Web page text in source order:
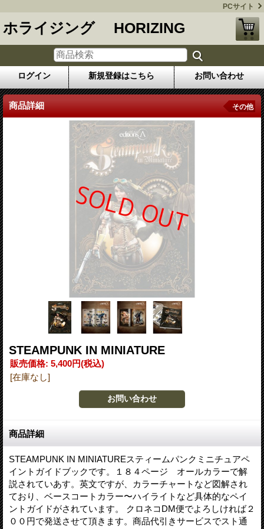
PCサイト
ホライジング HORIZING
ログイン 新規登録はこちら お問い合わせ
商品詳細 その他
STEAMPUNK IN MINIATURE
販売価格: 5,400円(税込)
[在庫なし]
商品詳細
STEAMPUNK IN MINIATUREスティームパンクミニチュアペ
イントガイドブックです。１８４ページ オールカラーで解
説されていあす。英文ですが、カラーチャートなど図解され
ており、ベースコートカラー〜ハイライトなど具体的なペイ
ントガイドがされています。 クロネコDM便でよろしければ２
００円で発送させて頂きます。商品代引きサービスでスト通